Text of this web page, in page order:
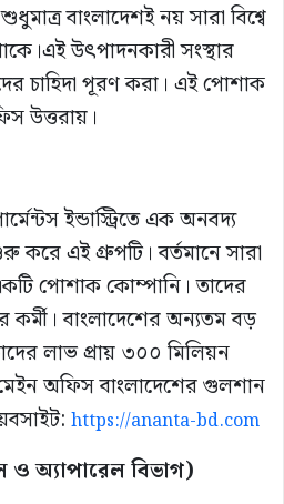
বাংলাদেশই নয় সারা বিশ্বে
উৎপাদনকারী সংস্থার
চাহিদা পূরণ করা। এই পোশাক
উত্তরায়।
ইন্ডাস্ট্রিতে এক অনবদ্য
করে এই গ্রুপটি। বর্তমানে সারা
পোশাক কোম্পানি। তাদের
কর্মী। বাংলাদেশের অন্যতম বড়
লাভ প্রায় ৩০০ মিলিয়ন
অফিস বাংলাদেশের গুলশান
https://ananta-bd.com
ও অ্যাপারেল বিভাগ)